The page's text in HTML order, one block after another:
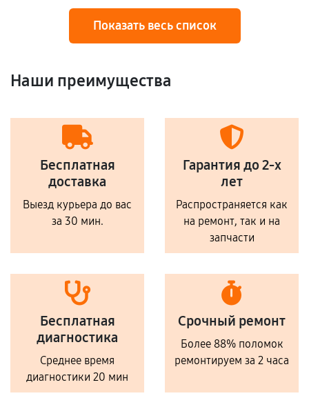
Показать весь список
Наши преимущества
Бесплатная
доставка
Выезд курьера до вас
за 30 мин.
Гарантия до 2-х
лет
Распространяется как
на ремонт, так и на
запчасти
Бесплатная
диагностика
Среднее время
диагностики 20 мин
Срочный ремонт
Более 88% поломок
ремонтируем за 2 часа